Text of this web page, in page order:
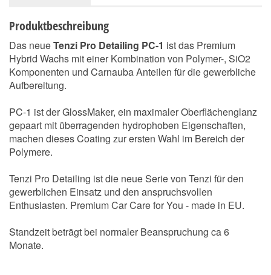
Produktbeschreibung
Das neueTenzi Pro Detailing PC-1 ist das Premium
Hybrid Wachs mit einer Kombination von Polymer-, SiO2
Komponenten und Carnauba Anteilen für die gewerbliche
Aufbereitung.
PC-1 ist der GlossMaker, ein maximaler Oberflächenglanz
gepaart mit überragenden hydrophoben Eigenschaften,
machen dieses Coating zur ersten Wahl im Bereich der
Polymere.
Tenzi Pro Detailing ist die neue Serie von Tenzi für den
gewerblichen Einsatz und den anspruchsvollen
Enthusiasten. Premium Car Care for You - made in EU.
Standzeit beträgt bei normaler Beanspruchung ca 6
Monate.